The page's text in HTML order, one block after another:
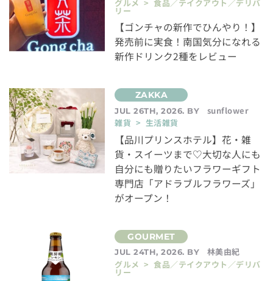
グルメ > 食品／テイクアウト／デリバ
リー
【ゴンチャの新作でひんやり！】
発売前に実食！南国気分になれる
新作ドリンク2種をレビュー
JUL 26TH, 2026. BY
sunflower
雑貨 > 生活雑貨
【品川プリンスホテル】花・雑
貨・スイーツまで♡大切な人にも
自分にも贈りたいフラワーギフト
専門店「アドラブルフラワーズ」
がオープン！
JUL 24TH, 2026. BY
林美由紀
グルメ > 食品／テイクアウト／デリバ
リー